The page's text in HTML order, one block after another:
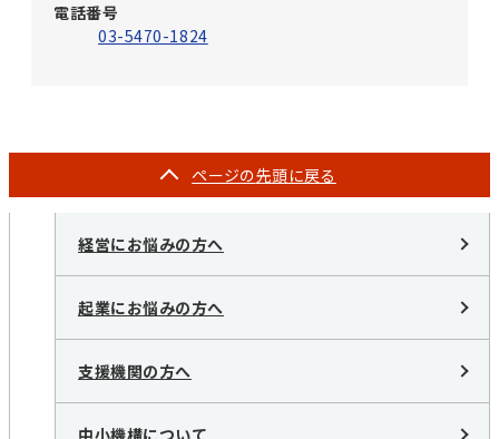
電話番号
03-5470-1824
ページの先頭に戻る
経営にお悩みの方へ
起業にお悩みの方へ
支援機関の方へ